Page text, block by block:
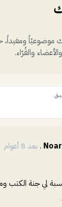
موضوعيّاً
والقُرّاء.
. بعد 8 أعوام
لي جنة الكتب